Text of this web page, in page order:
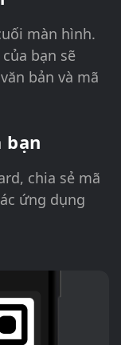
màn hình.
bạn sẽ
bản và mã
bạn
chia sẻ mã
ứng dụng